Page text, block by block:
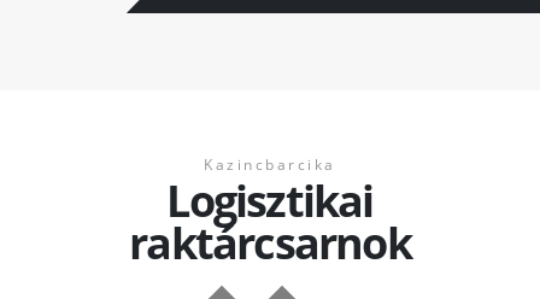
Kazincbarcika
Logisztikai
raktárcsarnok